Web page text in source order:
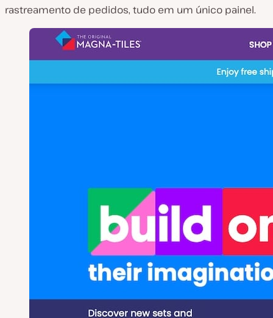
rastreamento de pedidos, tudo em um único painel.